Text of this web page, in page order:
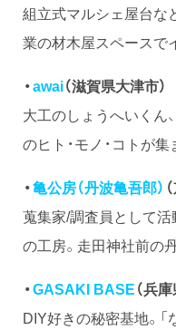
組立式マルシェ屋台な
業の材木屋スペースで
・awai（滋賀県大津市）
大工のしょうへいくん
のヒト・モノ・コトが
・亀公房（丹波亀吾郎）
蒐集家/調査員として
の工房。走田神社前の
・GASAKI BASE（兵
DIY好きの秘密基地。